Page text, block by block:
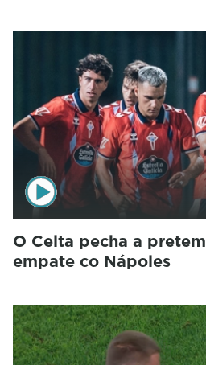
O Celta pecha a
empate co Nápoles